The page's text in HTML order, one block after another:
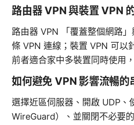
路由器 VPN 與裝置 VPN
路由器 VPN 「覆蓋整個網路
條 VPN 連線；裝置 VPN 可以
前者適合家中多裝置同時使用
如何避免 VPN 影響流暢的
選擇近區伺服器、開啟 UDP、
WireGuard）、並關閉不必要